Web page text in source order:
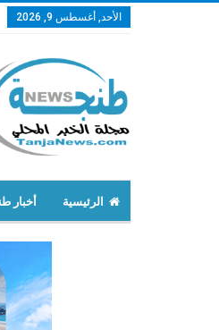
الأحد, أغسطس 9, 2026
الرئيسية أخبار